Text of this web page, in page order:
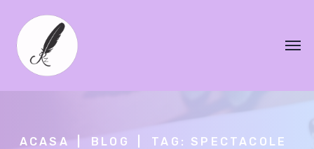
ACASA BLOG TAG: SPECTACOLE